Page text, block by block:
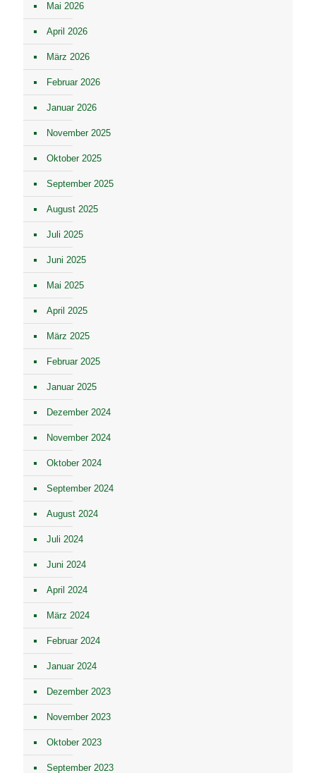
Mai 2026
April 2026
März 2026
Februar 2026
Januar 2026
November 2025
Oktober 2025
September 2025
August 2025
Juli 2025
Juni 2025
Mai 2025
April 2025
März 2025
Februar 2025
Januar 2025
Dezember 2024
November 2024
Oktober 2024
September 2024
August 2024
Juli 2024
Juni 2024
April 2024
März 2024
Februar 2024
Januar 2024
Dezember 2023
November 2023
Oktober 2023
September 2023